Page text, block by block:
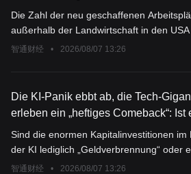
außerhalb der Landwirtschaft ging im
unerwartet um 23.000 zurück, die
Mai und Juni wurden deutlich nach
sich abgekühlt.
Die Zahl der neu geschaffenen
außerhalb der Landwirtschaft in den USA
Juli überraschend ins Minus gerutscht,
Arbeitsmarkt nach einer zuvor unerwartet
Widerstandsfähigkeit zu Beginn des
vor neuen Herausforderungen steht.
智通财经 • 2026/08/07 13:26
Die KI-Panik ebbt ab, die Tech-
erleben ein „heftiges Comeback“: Ist
Rückkehr der Könige oder nur ein
Strohfeuer?
Sind die enormen Kapitalinvestitionen im
der KI lediglich „Geldverbrennung“ oder
langfristige „Investition in
智通财经 • 2026/08/07 13:26